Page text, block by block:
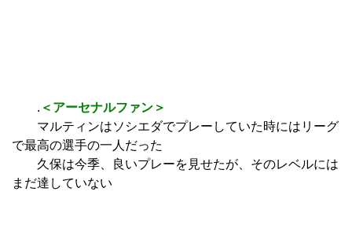
. ＜アーセナルファン＞
マルティンはソシエダでプレーしていた時にはリーグ
で最高の選手の一人だった
久保は今季、良いプレーを見せたが、そのレベルには
まだ達していない